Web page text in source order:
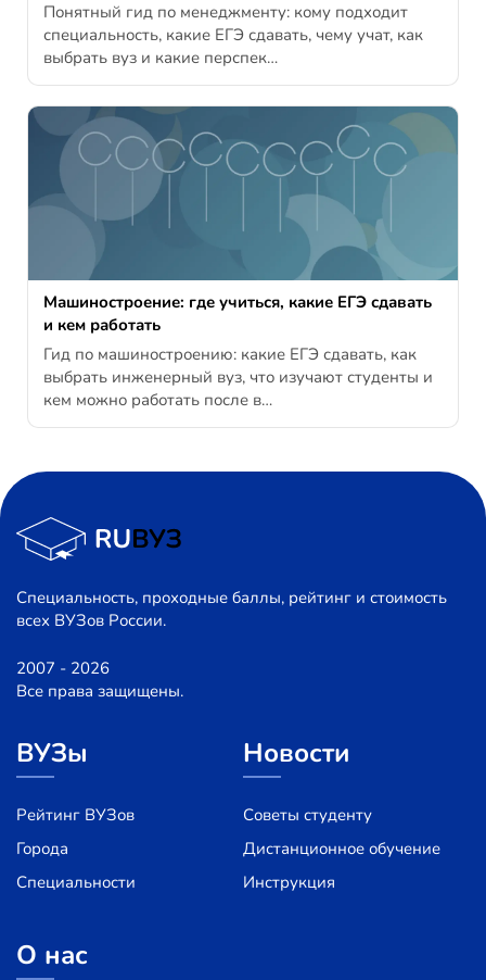
Понятный гид по менеджменту: кому подходит
специальность, какие ЕГЭ сдавать, чему учат, как
выбрать вуз и какие перспек…
Машиностроение: где учиться, какие ЕГЭ сдавать
и кем работать
Гид по машиностроению: какие ЕГЭ сдавать, как
выбрать инженерный вуз, что изучают студенты и
кем можно работать после в…
Специальность, проходные баллы, рейтинг и стоимость
всех ВУЗов России.
2007 - 2026
Все права защищены.
ВУЗы
Рейтинг ВУЗов
Города
Специальности
Новости
Советы студенту
Дистанционное обучение
Инструкция
О нас